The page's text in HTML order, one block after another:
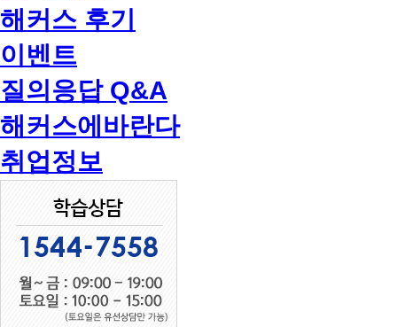
해커스 후기
이벤트
질의응답 Q&A
해커스에바란다
취업정보